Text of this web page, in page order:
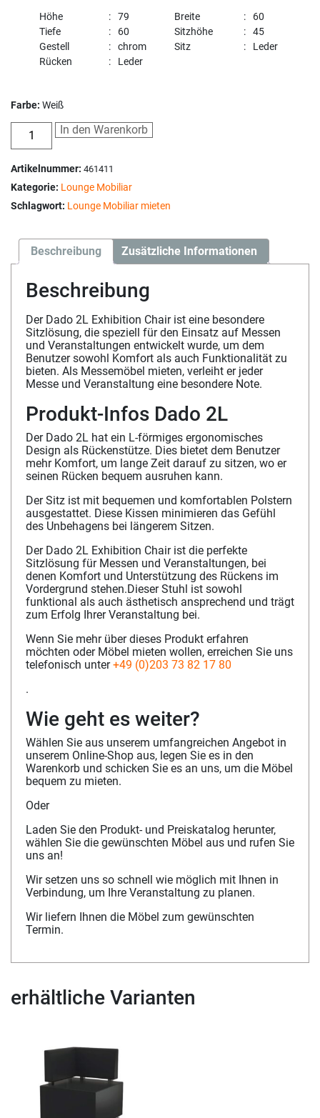
Höhe 79 Breite
60
Tiefe
60 Sitzhöhe
45
Gestell
chrom Sitz
Leder
Rücken
Leder
Farbe: Weiß
In den Warenkorb
Artikelnummer: 461411
Kategorie: Lounge Mobiliar
Schlagwort: Lounge Mobiliar mieten
Beschreibung Zusätzliche Informationen
Beschreibung
Der Dado 2L Exhibition Chair ist eine besondere
Sitzlösung, die speziell für den Einsatz auf Messen
und Veranstaltungen entwickelt wurde, um dem
Benutzer sowohl Komfort als auch Funktionalität zu
bieten. Als Messemöbel mieten, verleiht er jeder
Messe und Veranstaltung eine besondere Note.
Produkt-Infos Dado 2L
Der Dado 2L hat ein L-förmiges ergonomisches
Design als Rückenstütze. Dies bietet dem Benutzer
mehr Komfort, um lange Zeit darauf zu sitzen, wo er
seinen Rücken bequem ausruhen kann.
Der Sitz ist mit bequemen und komfortablen Polstern
ausgestattet. Diese Kissen minimieren das Gefühl
des Unbehagens bei längerem Sitzen.
Der Dado 2L Exhibition Chair ist die perfekte
Sitzlösung für Messen und Veranstaltungen, bei
denen Komfort und Unterstützung des Rückens im
Vordergrund stehen.Dieser Stuhl ist sowohl
funktional als auch ästhetisch ansprechend und trägt
zum Erfolg Ihrer Veranstaltung bei.
Wenn Sie mehr über dieses Produkt erfahren
möchten oder Möbel mieten wollen, erreichen Sie uns
telefonisch unter+49 (0)203 73 82 17 80
.
Wie geht es weiter?
Wählen Sie aus unserem umfangreichen Angebot in
unserem Online-Shop aus, legen Sie es in den
Warenkorb und schicken Sie es an uns, um die Möbel
bequem zu mieten.
Oder
Laden Sie den Produkt- und Preiskatalog herunter,
wählen Sie die gewünschten Möbel aus und rufen Sie
uns an!
Wir setzen uns so schnell wie möglich mit Ihnen in
Verbindung, um Ihre Veranstaltung zu planen.
Wir liefern Ihnen die Möbel zum gewünschten
Termin.
erhältliche Varianten